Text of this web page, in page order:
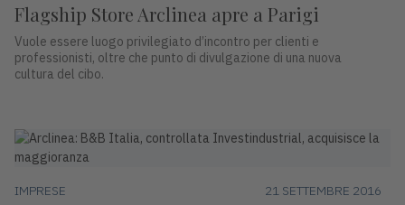
Flagship Store Arclinea apre a Parigi
Vuole essere luogo privilegiato d’incontro per clienti e
professionisti, oltre che punto di divulgazione di una nuova
cultura del cibo.
IMPRESE 21 SETTEMBRE 2016